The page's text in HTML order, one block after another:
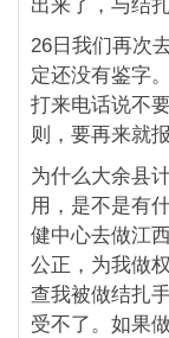
出来了，与结
26日我们再次
定还没有鉴字
打来电话说不
则，要再来就
为什么大余县
用，是不是有
健中心去做江
公正，为我做
查我被做结扎
受不了。如果